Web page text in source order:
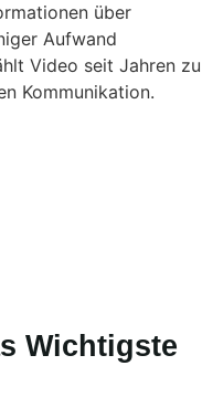
über
Aufwand
Video seit Jahren zu
Kommunikation.
Wichtigste